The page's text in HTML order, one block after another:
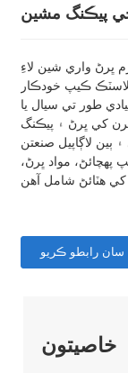
پيڪنگ مشين
واري شين لاءِ
ڪيپ خودڪار
طور تي سيال يا
کي ڀرڻ ۽ پيڪنگ
ٻين لاڳاپيل صنعتن
مواد ڀرڻ،
سان رابطو ڪريو
خاصيتون